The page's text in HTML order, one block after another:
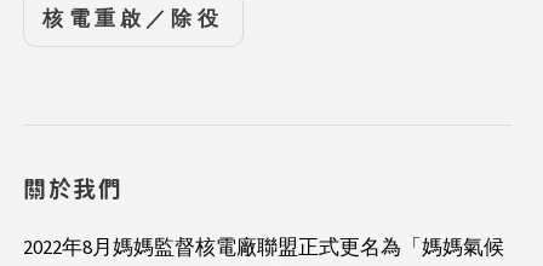
核電重啟／除役
關於我們
2022年8月媽媽監督核電廠聯盟正式更名為「媽媽氣候